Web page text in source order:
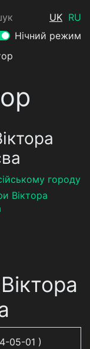
UK RU
Нічний режим
городу
Віктора
05-01 )